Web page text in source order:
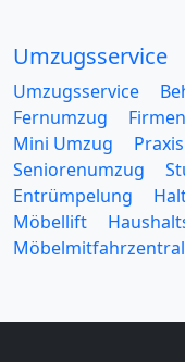
Umzugsservice
Umzugsservice
Fernumzug
Mini Umzug
Seniorenumzug
Entrümpelung
Möbellift